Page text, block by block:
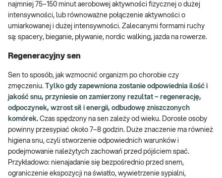
najmniej 75–150 minut aerobowej aktywności fizycznej o dużej
intensywności, lub równoważne połączenie aktywności o
umiarkowanej i dużej intensywności. Zalecanymi formami ruchy
są: spacery, bieganie, pływanie, nordic walking, jazda na rowerze.
Regeneracyjny sen
Sen to sposób, jak wzmocnić organizm po chorobie czy
zmęczeniu. Tylko gdy zapewniona zostanie odpowiednia ilość i
jakość snu, przyniesie on zamierzony rezultat – regenerację,
odpoczynek, wzrost sił i energii, odbudowę zniszczonych
komórek. Czas spędzony na sen zależy od wieku. Dorosłe osoby
powinny przesypiać około 7–8 godzin. Duże znaczenie ma również
higiena snu, czyli stworzenie odpowiednich warunków i
podejmowanie należytych zachowań przed pójściem spać.
Przykładowo: nienajadanie się bezpośrednio przed snem,
ograniczenie ekspozycji na światło, wywietrzenie sypialni,